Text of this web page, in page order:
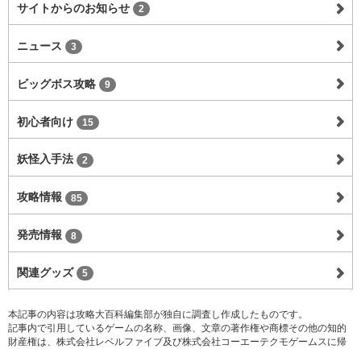
サイトからのお知らせ 2
ニュース 3
ビッグボス攻略 9
初心者向け 15
妖怪入手法 2
攻略情報 85
発売情報 8
関連グッズ 5
本記事の内容は攻略大百科編集部が独自に調査し作成したものです。
記事内で引用しているゲームの名称、画像、文章の著作権や商標その他の知的
財産権は、株式会社レベルファイブ及び株式会社コーエーテクモゲームスに帰